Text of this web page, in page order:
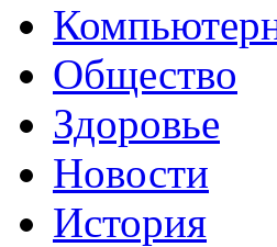
Общество
Здоровье
Новости
История